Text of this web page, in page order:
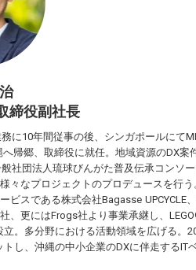
締役副社長
に10年間従事の後、シンガポールにて
帰郷、取締役に就任。地域資源のDX案
社団法人琉球びんがた普及伝承コンソ
々なプロジェクトのプロデュースを行う
スである株式会社Bagasse UPCYCLE
、更にはFrogs社より事業承継し、
。多分野における活動領域を広げる。
し、沖縄の中小企業のDXに伴走するIT